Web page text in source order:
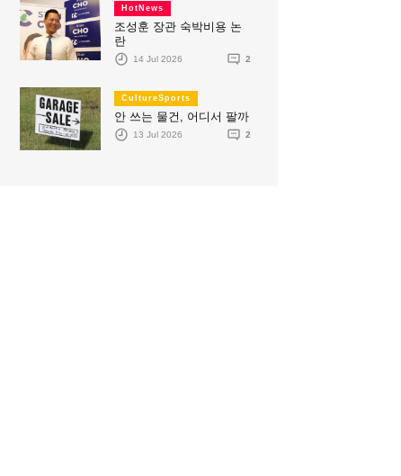
HotNews
조성훈 장관 숙박비용 논
란
14 Jul 2026 2
CultureSports
안 쓰는 물건, 어디서 팔까
13 Jul 2026 2